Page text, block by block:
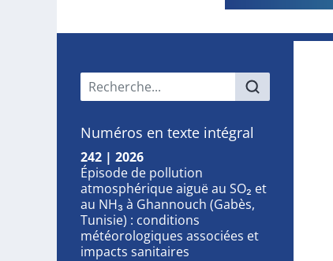
Menu principal
Numéros en texte intégral
242 | 2026
Épisode de pollution
atmosphérique aiguë au SO₂ et
au NH₃ à Ghannouch (Gabès,
Tunisie) : conditions
météorologiques associées et
impacts sanitaires